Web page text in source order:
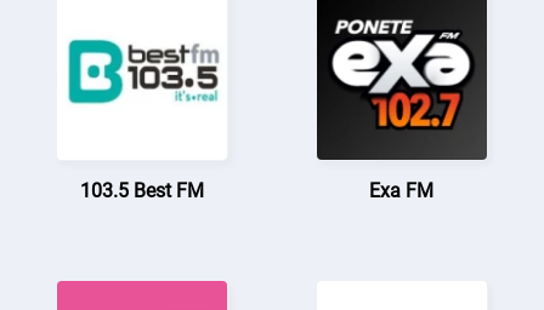
103.5 Best FM Exa FM